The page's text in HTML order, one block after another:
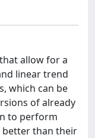
allow for a
linear trend
which can be
of already
to perform
better than their